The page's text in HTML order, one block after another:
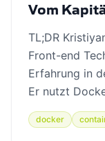
Vom
TL;DR
Front-end
Erfahrung in
Er nutzt
docker